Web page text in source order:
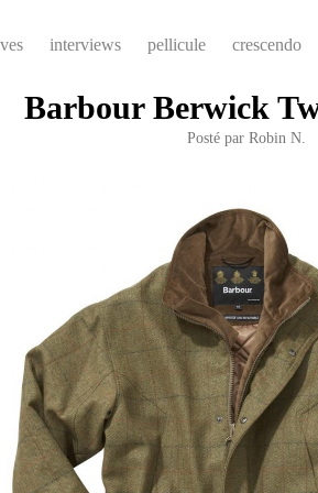
interviews pellicule crescendo
Barbour Berwick
Posté par Robin N.